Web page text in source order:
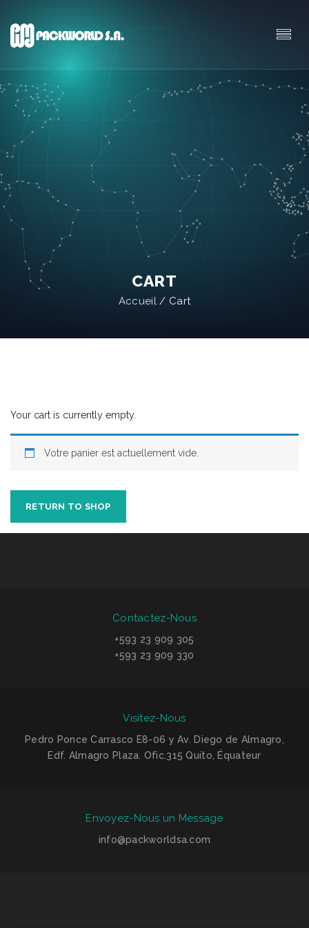
CART
Accueil / Cart
Your cart is currently empty.
Votre panier est actuellement vide.
RETURN TO SHOP
Contactez-Nous
+593 23 909 305
+593 23 909 330
Visitez-Nous
Pedro Ponce Carrasco E8-06 y Av. Diego de Almagro,
Edf. Almagro Plaza. Ofic.315 Quito, Équateur
Envoyez-Nous un Message
info@packworldsa.com